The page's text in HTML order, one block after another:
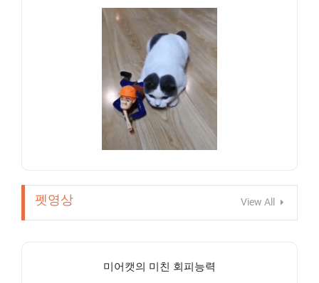
펫영상 View All
미어캣의 미친 회피능력